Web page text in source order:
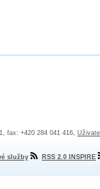
fax: +420 284 041 416,
služby RSS 2.0 INSPIRE